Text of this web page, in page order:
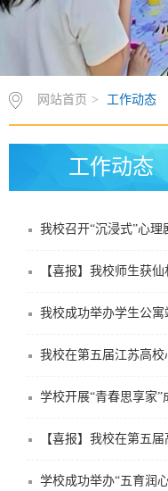
网站首页 > 工作动态
工作动态
我校召开“沉浸式”心
【喜报】我校师生获
我校成功举办学生公
我校在第五届江苏高
学校开展“青春思享家”
【喜报】我校在第五
学校成功举办“五育润